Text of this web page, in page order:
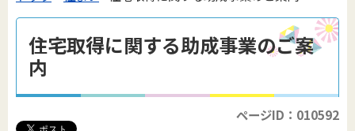
住宅取得に関する助成事業のご案
内
ページID：010592